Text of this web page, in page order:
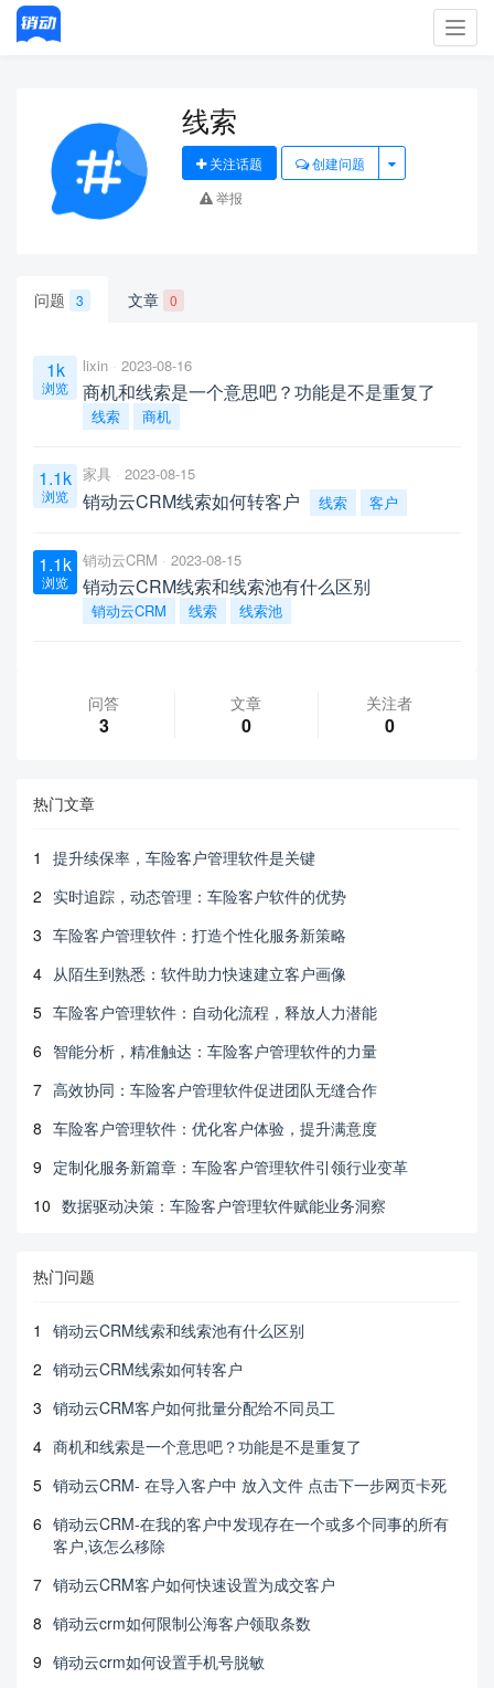
线索
关注话题
创建问题
举报
问题 3 文章 0
1k
浏览
lixin 2023-08-16
商机和线索是一个意思吧？功能是不是重复了
线索 商机
1.1k
浏览
家具 2023-08-15
销动云CRM线索如何转客户 线索 客户
1.1k
浏览
销动云CRM 2023-08-15
销动云CRM线索和线索池有什么区别
销动云CRM 线索 线索池
问答
3
文章
0
关注者
0
热门文章
1
提升续保率，车险客户管理软件是关键
2 实时追踪，动态管理：车险客户软件的优势
3 车险客户管理软件：打造个性化服务新策略
4 从陌生到熟悉：软件助力快速建立客户画像
5 车险客户管理软件：自动化流程，释放人力潜能
6 智能分析，精准触达：车险客户管理软件的力量
7 高效协同：车险客户管理软件促进团队无缝合作
8 车险客户管理软件：优化客户体验，提升满意度
9 定制化服务新篇章：车险客户管理软件引领行业变革
10 数据驱动决策：车险客户管理软件赋能业务洞察
热门问题
1
销动云CRM线索和线索池有什么区别
2 销动云CRM线索如何转客户
3 销动云CRM客户如何批量分配给不同员工
4 商机和线索是一个意思吧？功能是不是重复了
5 销动云CRM- 在导入客户中 放入文件 点击下一步网页卡死
6 销动云CRM-在我的客户中发现存在一个或多个同事的所有
客户,该怎么移除
7 销动云CRM客户如何快速设置为成交客户
8 销动云crm如何限制公海客户领取条数
9 销动云crm如何设置手机号脱敏